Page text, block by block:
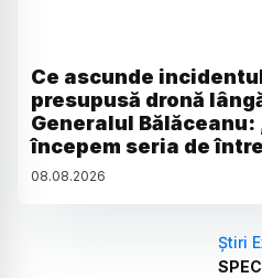
Ce ascunde
presupusă dronă
Generalul Bălăceanu:
începem seria de
08.08.2026
Știri